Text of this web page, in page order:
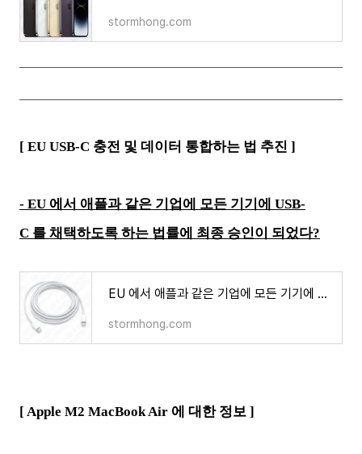
stormhong.com
[ EU USB-C 충전 및 데이터 통합하는 법 추진 ]
- EU 에서 애플과 같은 기업에 모든 기기에 USB-
C 를 채택하도록 하는 법률에 최종 승인이 되었다?
EU 에서 애플과 같은 기업에 모든 기기에 USB-C 를 채택하도록 하는 법률에 최종 승인이 되었다?
stormhong.com
[ Apple M2 MacBook Air 에 대한 정보 ]